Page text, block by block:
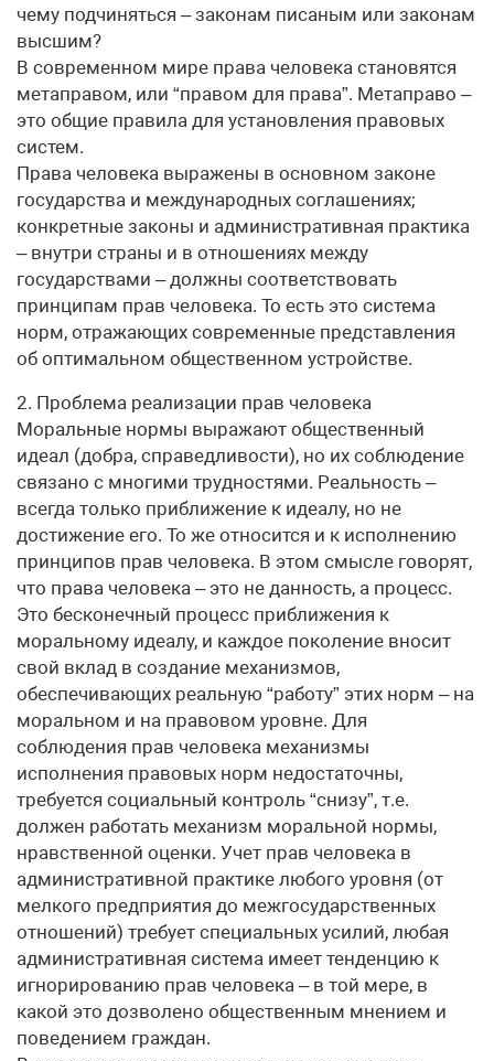
чему подчиняться – законам писаным или законам
высшим?
В современном мире права человека становятся
метаправом, или “правом для права”. Метаправо –
это общие правила для установления правовых
систем.
Права человека выражены в основном законе
государства и международных соглашениях;
конкретные законы и административная практика
– внутри страны и в отношениях между
государствами – должны соответствовать
принципам прав человека. То есть это система
норм, отражающих современные представления
об оптимальном общественном устройстве.
2. Проблема реализации прав человека
Моральные нормы выражают общественный
идеал (добра, справедливости), но их соблюдение
связано с многими трудностями. Реальность –
всегда только приближение к идеалу, но не
достижение его. То же относится и к исполнению
принципов прав человека. В этом смысле говорят,
что права человека – это не данность, а процесс.
Это бесконечный процесс приближения к
моральному идеалу, и каждое поколение вносит
свой вклад в создание механизмов,
обеспечивающих реальную “работу” этих норм – на
моральном и на правовом уровне. Для
соблюдения прав человека механизмы
исполнения правовых норм недостаточны,
требуется социальный контроль “снизу”, т.е.
должен работать механизм моральной нормы,
нравственной оценки. Учет прав человека в
административной практике любого уровня (от
мелкого предприятия до межгосударственных
отношений) требует специальных усилий, любая
административная система имеет тенденцию к
игнорированию прав человека – в той мере, в
какой это дозволено общественным мнением и
поведением граждан.